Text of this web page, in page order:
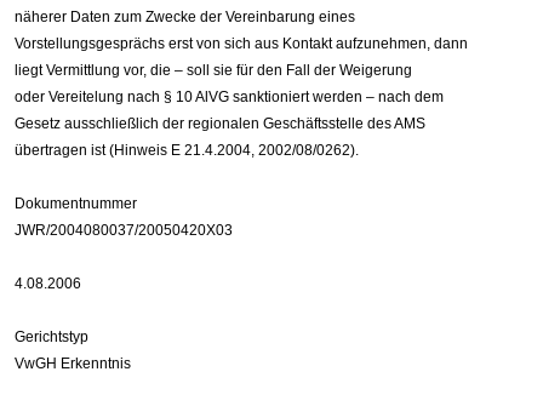
näherer Daten zum Zwecke der Vereinbarung eines
Vorstellungsgesprächs erst von sich aus Kontakt aufzunehmen, dann
liegt Vermittlung vor, die – soll sie für den Fall der Weigerung
oder Vereitelung nach § 10 AlVG sanktioniert werden – nach dem
Gesetz ausschließlich der regionalen Geschäftsstelle des AMS
übertragen ist (Hinweis E 21.4.2004, 2002/08/0262).
Dokumentnummer
JWR/2004080037/20050420X03
4.08.2006
Gerichtstyp
VwGH Erkenntnis